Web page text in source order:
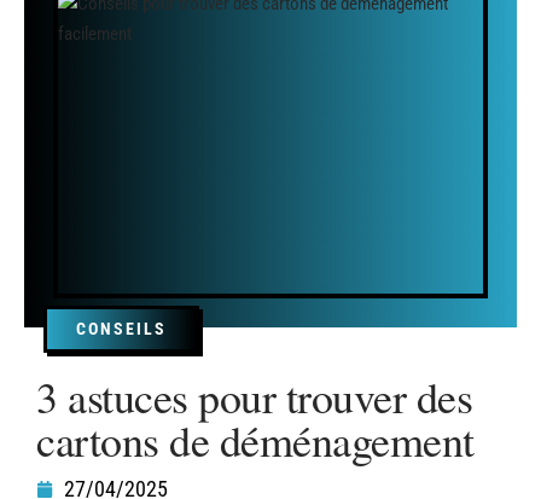
CONSEILS
3 astuces pour trouver des
cartons de déménagement
27/04/2025